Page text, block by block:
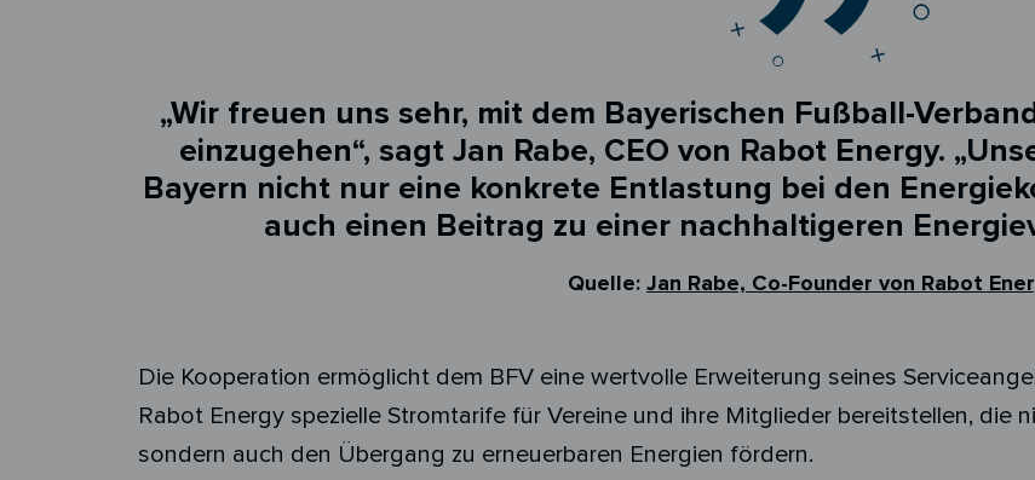
„Wir freuen uns sehr, mit dem Bayerischen Fußball-
einzugehen“, sagt Jan Rabe, CEO von Rabot Energy.
Bayern nicht nur eine konkrete Entlastung bei den
auch einen Beitrag zu einer nachhaltigeren
Quelle: Jan Rabe, Co-Founder von Rabot
Die Kooperation ermöglicht dem BFV eine wertvolle Erweiterung seines
Rabot Energy spezielle Stromtarife für Vereine und ihre Mitglieder bereitstellen, die
sondern auch den Übergang zu erneuerbaren Energien fördern.